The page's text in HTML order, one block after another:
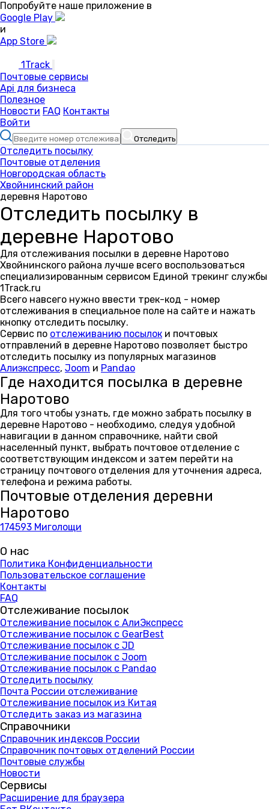
Попробуйте наше приложение в
Google Play
и
App Store
1Track
Почтовые сервисы
Api для бизнеса
Полезное
Новости FAQ Контакты
Войти
Отследить
Отследить посылку
Почтовые отделения
Новгородская область
Хвойнинский район
деревня Наротово
Отследить посылку в
деревне Наротово
Для отслеживания посылки в деревне Наротово
Хвойнинского района лучше всего воспользоваться
специализированным сервисом Единой трекинг службы
1Track.ru
Всего навсего нужно ввести трек-код - номер
отслеживания в специальное поле на сайте и нажать
кнопку отследить посылку.
Сервис по отслеживанию посылок и почтовых
отправлений в деревне Наротово позволяет быстро
отследить посылку из популярных магазинов
Алиэкспресс, Joom и Pandao
Где находится посылка в деревне
Наротово
Для того чтобы узнать, где можно забрать посылку в
деревне Наротово - необходимо, следуя удобной
навигации в данном справочнике, найти свой
населенный пункт, выбрать почтовое отделение с
соответствующим индексом и затем перейти на
страницу почтового отделения для уточнения адреса,
телефона и режима работы.
Почтовые отделения деревни
Наротово
174593 Миголощи
О нас
Политика Конфиденциальности
Пользовательское соглашение
Контакты
FAQ
Отслеживание посылок
Отслеживание посылок с АлиЭкспресс
Отслеживание посылок с GearBest
Отслеживание посылок с JD
Отслеживание посылок с Joom
Отслеживание посылок с Pandao
Отследить посылку
Почта России отслеживание
Отслеживание посылок из Китая
Отследить заказ из магазина
Справочники
Справочник индексов России
Справочник почтовых отделений России
Почтовые службы
Новости
Сервисы
Расширение для браузера